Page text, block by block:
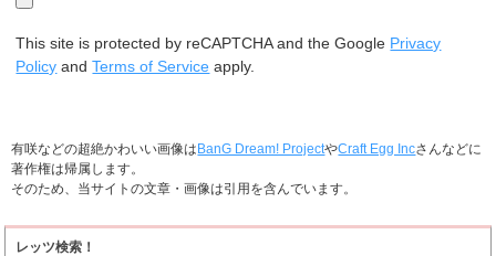
This site is protected by reCAPTCHA and the Google Privacy
Policy andTerms of Service apply.
有咲などの超絶かわいい画像はBanG Dream! ProjectやCraft Egg Incさんなどに
著作権は帰属します。
そのため、当サイトの文章・画像は引用を含んでいます。
レッツ検索！